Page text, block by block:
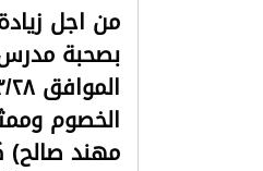
من اجل
بصحبة مدرس
الخصوم
مهند صالح)